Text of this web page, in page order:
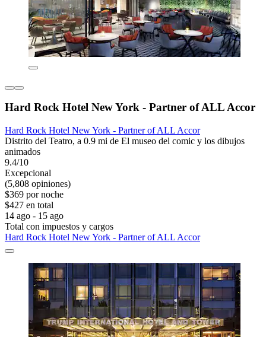
Hard Rock Hotel New York - Partner of ALL Accor
Hard Rock Hotel New York - Partner of ALL Accor
Distrito del Teatro, a 0.9 mi de El museo del comic y los dibujos
animados
9.4/10
Excepcional
(5,808 opiniones)
$369 por noche
$427 en total
14 ago - 15 ago
Total con impuestos y cargos
Hard Rock Hotel New York - Partner of ALL Accor